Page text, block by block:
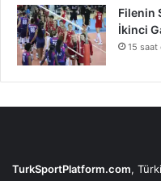
Filenin
İkinci
15 saat
TurkSportPlatform.com,